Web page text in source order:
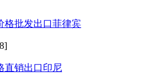
格批发出口菲律宾
直销出口印尼